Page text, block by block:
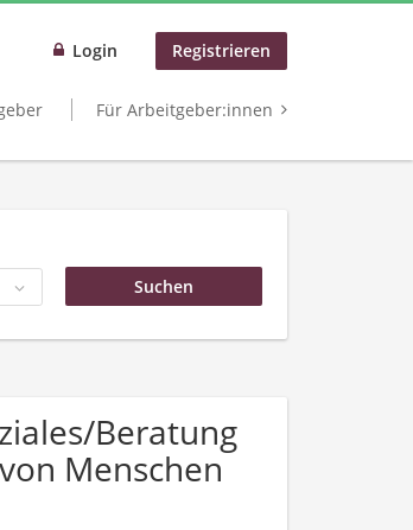
Login Registrieren
Für Arbeitgeber:innen
Beratung
Menschen